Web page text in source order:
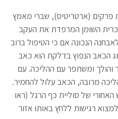
פרקים (ארטריטיס), שברי מאמץ
כרית השומן המרפדת את העקב
הנכונה אם כי הטיפול ברוב
הכאב הנפוץ בדלקת הוא כאב
והולך ומשתפר עם ההליכה. עם
מרובה, הכאב עלול להחמיר.
של סוליית כף הרגל (ראו
רגישות ללחץ באותו אזור